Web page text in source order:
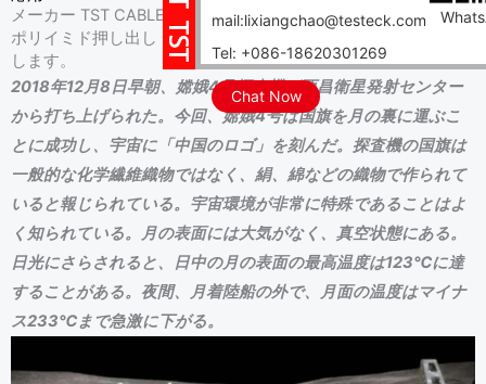
mail:lixiangchao@testeck.com
Tel: +086-18620301269
Chat Now
メーカー TST CABLES は、トップクラスのポリマー材料である
ポリイミド押し出し PI ケーブルの特性、利点、用途を明らかに
します。
2018年12月8日早朝、嫦娥4号探査機が西昌衛星発射センター
から打ち上げられた。今回、嫦娥4号は国旗を月の裏に運ぶこ
とに成功し、宇宙に「中国のロゴ」を刻んだ。探査機の国旗は
一般的な化学繊維織物ではなく、絹、綿などの織物で作られて
いると報じられている。宇宙環境が非常に特殊であることはよ
く知られている。月の表面には大気がなく、真空状態にある。
日光にさらされると、日中の月の表面の最高温度は123℃に達
することがある。夜間、月着陸船の外で、月面の温度はマイナ
ス233℃まで急激に下がる。